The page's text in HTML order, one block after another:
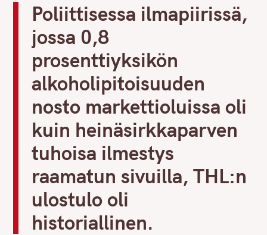
Poliittisessa ilmapiirissä,
jossa 0,8
prosenttiyksikön
alkoholipitoisuuden
nosto markettioluissa oli
kuin heinäsirkkaparven
tuhoisa ilmestys
raamatun sivuilla, THL:n
ulostulo oli
historiallinen.